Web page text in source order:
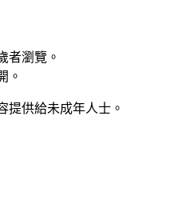
者瀏覽。
。
提供給未成年人士。